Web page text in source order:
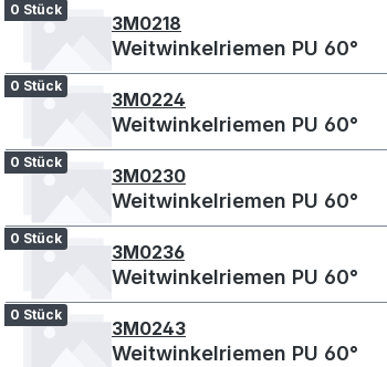
0 Stück
3M0218
Weitwinkelriemen PU 60°
0 Stück
3M0224
Weitwinkelriemen PU 60°
0 Stück
3M0230
Weitwinkelriemen PU 60°
0 Stück
3M0236
Weitwinkelriemen PU 60°
0 Stück
3M0243
Weitwinkelriemen PU 60°